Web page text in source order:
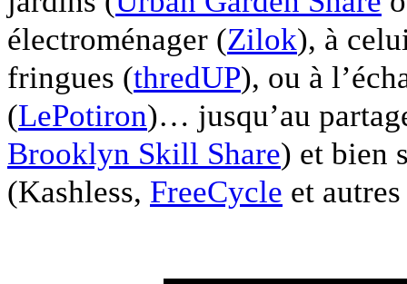
électroménager (Zilok), à
fringues (thredUP), ou à
(LePotiron)… jusqu’au
Brooklyn Skill Share) et bien
(Kashless, FreeCycle et